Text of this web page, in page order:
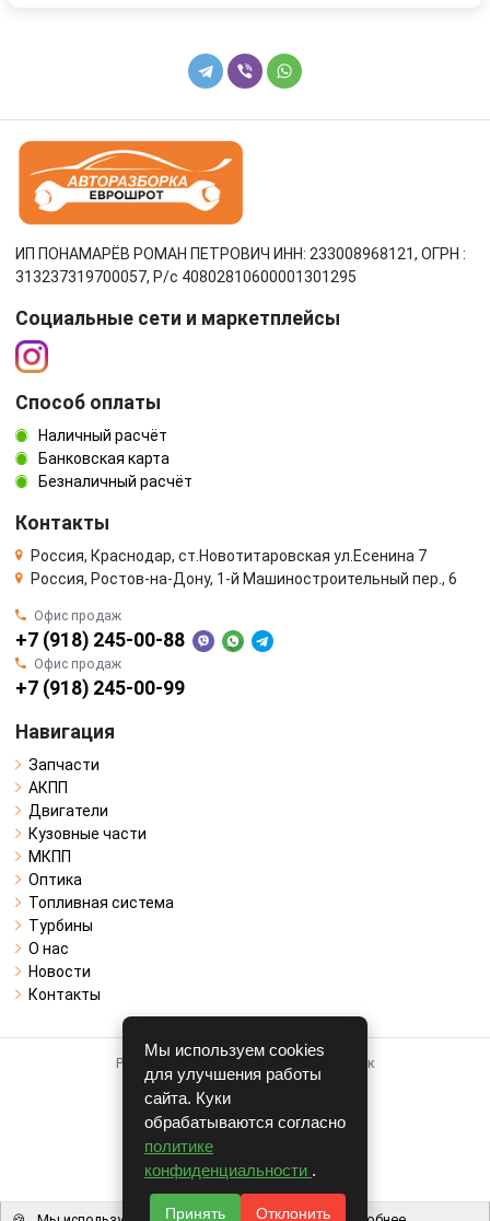
ИП ПОНАМАРЁВ РОМАН ПЕТРОВИЧ ИНН: 233008968121, ОГРН :
313237319700057, Р/c 40802810600001301295
Социальные сети и маркетплейсы
Способ оплаты
Наличный расчёт
Банковская карта
Безналичный расчёт
Контакты
Россия, Краснодар, ст.Новотитаровская ул.Есенина 7
Россия, Ростов-на-Дону, 1-й Машиностроительный пер., 6
Офис продаж
+7 (918) 245-00-88
Офис продаж
+7 (918) 245-00-99
Навигация
Запчасти
АКПП
Двигатели
Кузовные части
МКПП
Оптика
Топливная система
Турбины
О нас
Новости
Контакты
Работает на системе для авторазборок
CARRO.БИЗНЕС
Полная версия
© COPYRIGHT 2026 г.
v1.1.24
Мы используем cookies
для улучшения работы
сайта. Куки
обрабатываются согласно
политике
конфиденциальности .
Принять Отклонить